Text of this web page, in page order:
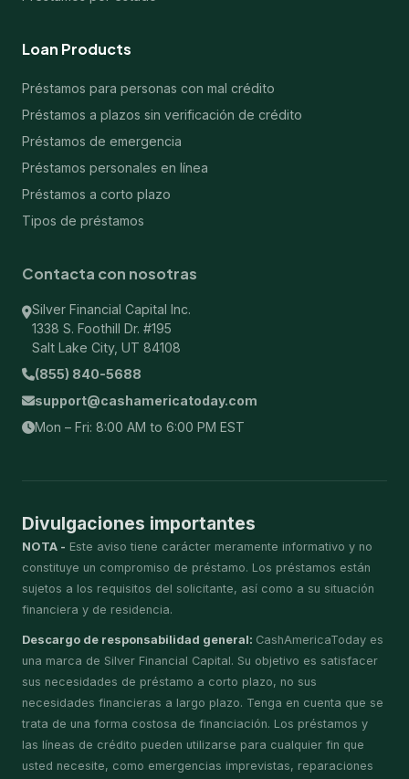
Loan Products
Préstamos para personas con mal crédito
Préstamos a plazos sin verificación de crédito
Préstamos de emergencia
Préstamos personales en línea
Préstamos a corto plazo
Tipos de préstamos
Contacta con nosotras
Silver Financial Capital Inc.
1338 S. Foothill Dr. #195
Salt Lake City, UT 84108
(855) 840-5688
support@cashamericatoday.com
Mon – Fri: 8:00 AM to 6:00 PM EST
Divulgaciones importantes
NOTA - Este aviso tiene carácter meramente informativo y no
constituye un compromiso de préstamo. Los préstamos están
sujetos a los requisitos del solicitante, así como a su situación
financiera y de residencia.
Descargo de responsabilidad general: CashAmericaToday es
una marca de Silver Financial Capital. Su objetivo es satisfacer
sus necesidades de préstamo a corto plazo, no sus
necesidades financieras a largo plazo. Tenga en cuenta que se
trata de una forma costosa de financiación. Los préstamos y
las líneas de crédito pueden utilizarse para cualquier fin que
usted necesite, como emergencias imprevistas, reparaciones